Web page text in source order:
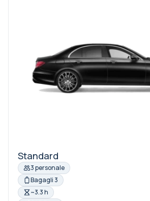
Standard
3 personale
Bagagli 3
~3.3 h